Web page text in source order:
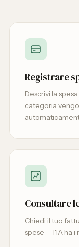
Registrare
Descrivi la
categoria
Consultare
Chiedi il tuo
spese — l'IA ha i